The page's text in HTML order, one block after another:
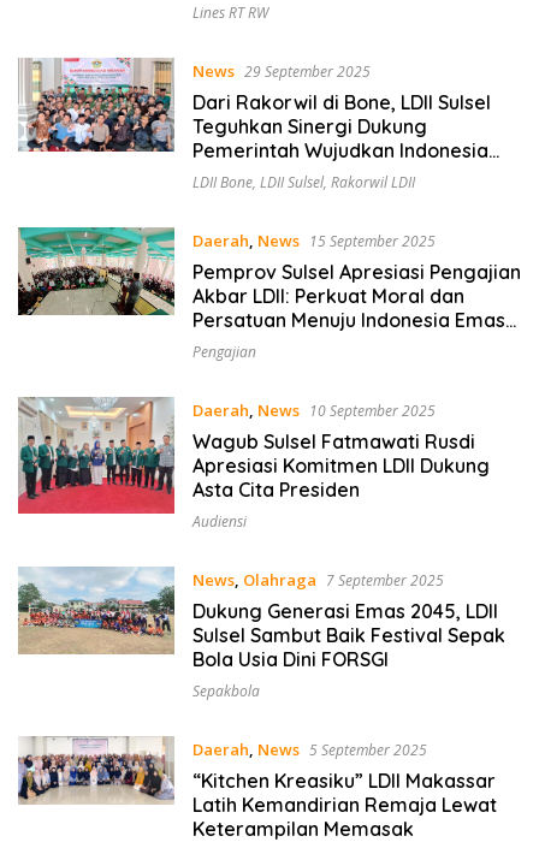
Lines RT RW
News 29 September 2025
Dari Rakorwil di Bone, LDII Sulsel
Teguhkan Sinergi Dukung
Pemerintah Wujudkan Indonesia
Sehat dan Cerdas
LDII Bone, LDII Sulsel, Rakorwil LDII
Daerah, News 15 September 2025
Pemprov Sulsel Apresiasi Pengajian
Akbar LDII: Perkuat Moral dan
Persatuan Menuju Indonesia Emas
2045
Pengajian
Daerah, News 10 September 2025
Wagub Sulsel Fatmawati Rusdi
Apresiasi Komitmen LDII Dukung
Asta Cita Presiden
Audiensi
News, Olahraga 7 September 2025
Dukung Generasi Emas 2045, LDII
Sulsel Sambut Baik Festival Sepak
Bola Usia Dini FORSGI
Sepakbola
Daerah, News 5 September 2025
“Kitchen Kreasiku” LDII Makassar
Latih Kemandirian Remaja Lewat
Keterampilan Memasak